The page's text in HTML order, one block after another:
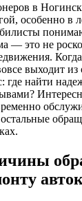
в
особенно в
— это не
выходит из
где найти